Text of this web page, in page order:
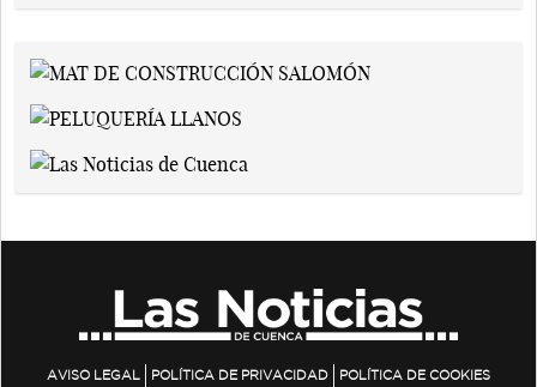
AVISO LEGAL POLÍTICA DE PRIVACIDAD POLÍTICA DE COOKIES